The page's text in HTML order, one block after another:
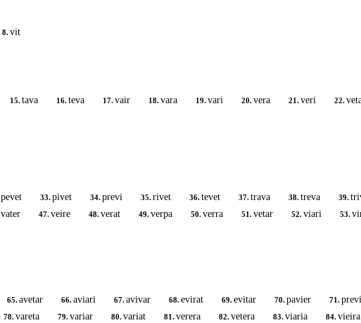
8.vit
15.tava 16.teva 17.vair 18.vara 19.vari 20.vera 21.veri 22.
pevet 33.pivet 34.previ 35.rivet 36.tevet 37.trava 38.treva 39.
vater 47.veire 48.verat 49.verpa 50.verra 51.vetar 52.viari 53.
65.avetar 66.aviari 67.avivar 68.evirat 69.evitar 70.pavier 71.
78.vareta 79.variar 80.variat 81.verera 82.vetera 83.viaria 84.vieira